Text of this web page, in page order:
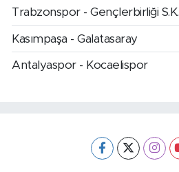
Trabzonspor - Gençlerbirliği S.K.
Kasımpaşa - Galatasaray
Antalyaspor - Kocaelispor